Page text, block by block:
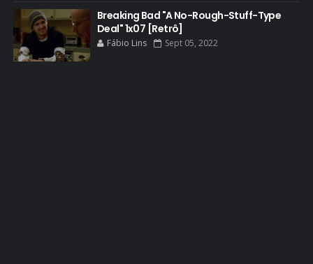
BREAKING BAD ART PROJECT
BREAKING BAD HISTORY
BREAKING BAD DA VIDA REAL
Breaking Bad "A No-Rough-Stuff-Type
Deal" 1x07 [Retrô]
Fábio Lins Sept 05, 2022